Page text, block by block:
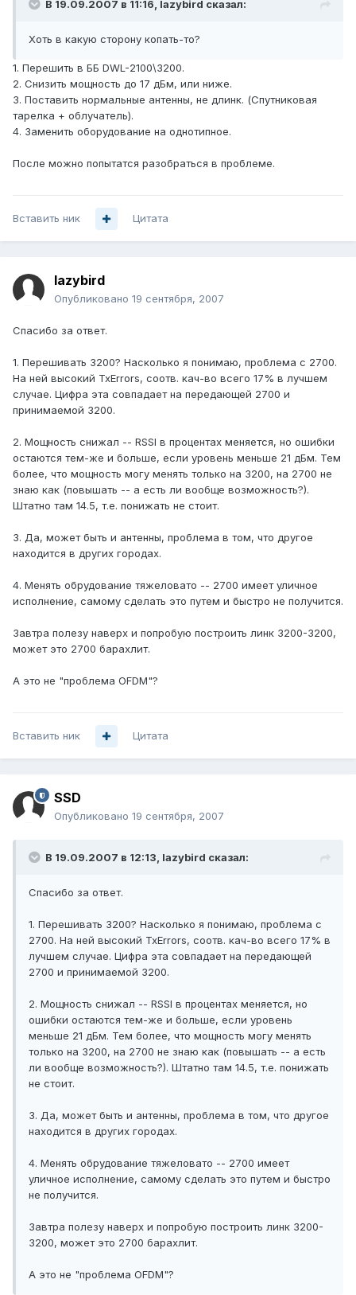
В 19.09.2007 в 11:16, lazybird сказал:
Хоть в какую сторону копать-то?
1. Перешить в ББ DWL-2100\3200.
2. Снизить мощность до 17 дБм, или ниже.
3. Поставить нормальные антенны, не длинк. (Спутниковая
тарелка + облучатель).
4. Заменить оборудование на однотипное.
После можно попытатся разобраться в проблеме.
Вставить ник Цитата
lazybird
Опубликовано 19 сентября, 2007
Спасибо за ответ.
1. Перешивать 3200? Насколько я понимаю, проблема с 2700.
На ней высокий TxErrors, соотв. кач-во всего 17% в лучшем
случае. Цифра эта совпадает на передающей 2700 и
принимаемой 3200.
2. Мощность снижал -- RSSI в процентах меняется, но ошибки
остаются тем-же и больше, если уровень меньше 21 дБм. Тем
более, что мощность могу менять только на 3200, на 2700 не
знаю как (повышать -- а есть ли вообще возможность?).
Штатно там 14.5, т.е. понижать не стоит.
3. Да, может быть и антенны, проблема в том, что другое
находится в других городах.
4. Менять обрудование тяжеловато -- 2700 имеет уличное
исполнение, самому сделать это путем и быстро не получится.
Завтра полезу наверх и попробую построить линк 3200-3200,
может это 2700 барахлит.
А это не "проблема OFDM"?
Вставить ник Цитата
SSD
Опубликовано 19 сентября, 2007
В 19.09.2007 в 12:13, lazybird сказал:
Спасибо за ответ.
1. Перешивать 3200? Насколько я понимаю, проблема с
2700. На ней высокий TxErrors, соотв. кач-во всего 17% в
лучшем случае. Цифра эта совпадает на передающей
2700 и принимаемой 3200.
2. Мощность снижал -- RSSI в процентах меняется, но
ошибки остаются тем-же и больше, если уровень
меньше 21 дБм. Тем более, что мощность могу менять
только на 3200, на 2700 не знаю как (повышать -- а есть
ли вообще возможность?). Штатно там 14.5, т.е. понижать
не стоит.
3. Да, может быть и антенны, проблема в том, что другое
находится в других городах.
4. Менять обрудование тяжеловато -- 2700 имеет
уличное исполнение, самому сделать это путем и быстро
не получится.
Завтра полезу наверх и попробую построить линк 3200-
3200, может это 2700 барахлит.
А это не "проблема OFDM"?